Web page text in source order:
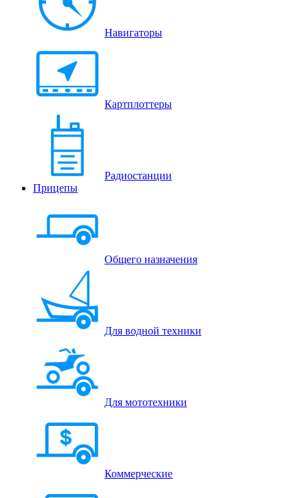
Навигаторы
Картплоттеры
Радиостанции
Прицепы
Общего назначения
Для водной техники
Для мототехники
Коммерческие